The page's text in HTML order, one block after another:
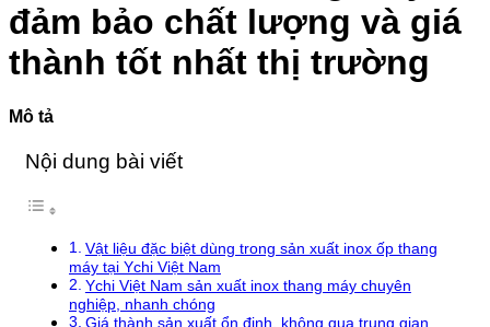
VIỆN
103
Phổ
Biến
Và
Cách
đảm bảo chất lượng và giá
thành tốt nhất thị trường
Mô tả
Nội dung bài viết
Vật liệu đặc biệt dùng trong sản xuất inox ốp thang
máy tại Ychi Việt Nam
Ychi Việt Nam sản xuất inox thang máy chuyên
nghiệp, nhanh chóng
Giá thành sản xuất ổn định, không qua trung gian